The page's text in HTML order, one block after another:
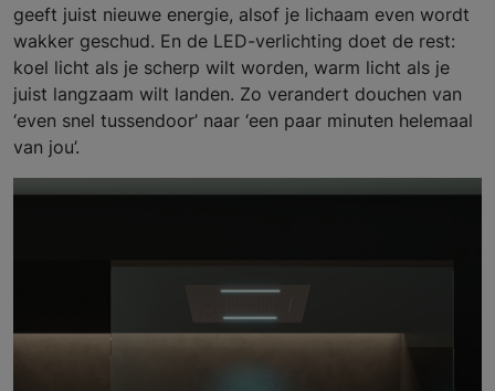
geeft juist nieuwe energie, alsof je lichaam even wordt
wakker geschud. En de LED-verlichting doet de rest:
koel licht als je scherp wilt worden, warm licht als je
juist langzaam wilt landen. Zo verandert douchen van
‘even snel tussendoor’ naar ‘een paar minuten helemaal
van jou’.